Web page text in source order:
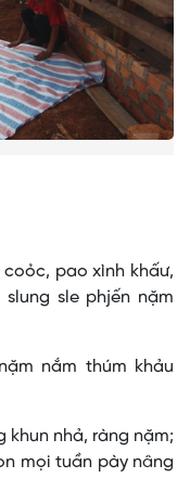
pao xình khấư,
sle phjến nặm
nắm thúm khảu
khun nhả, ràng nặm;
mọi tuần pày nâng